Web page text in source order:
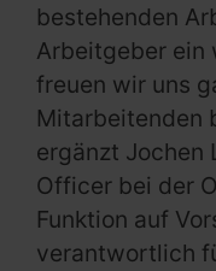
bestehenden
Arbeitgeber ein
freuen wir uns
Mitarbeitenden
ergänzt Jochen
Officer bei der
Funktion auf
verantwortlich